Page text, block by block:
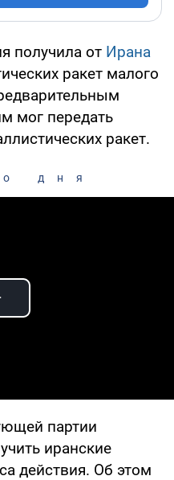
получила от Ирана
ракет малого
мог передать
ракет.
дня
Video
партии
иранские
действия. Об этом